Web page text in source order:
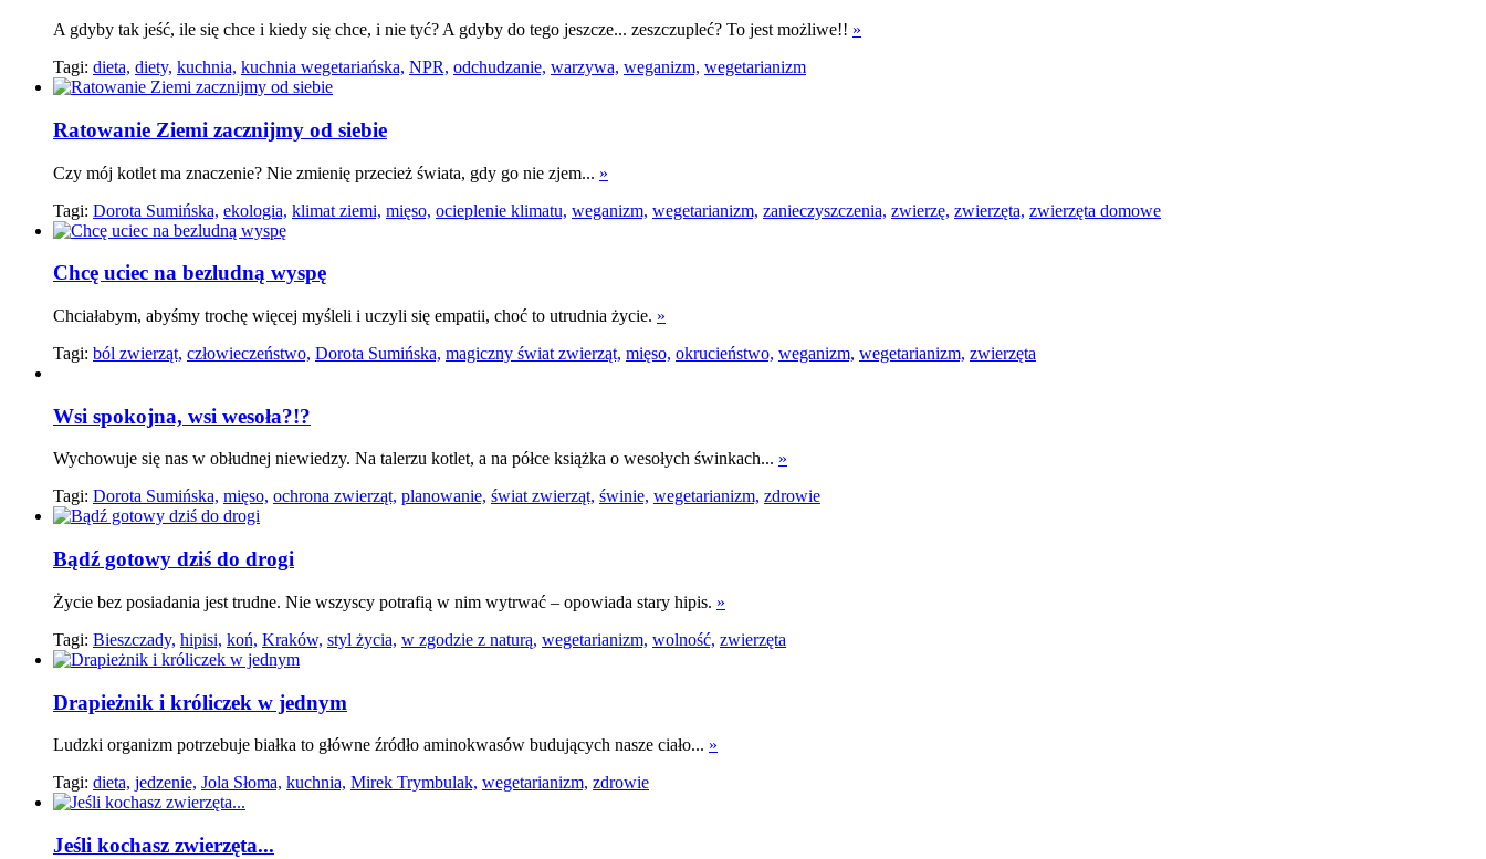
A gdyby tak jeść, ile się chce i kiedy się chce, i nie tyć? A gdyby do tego jeszcze... zeszczupleć? To jest możliwe!! »
Tagi: dieta, diety, kuchnia, kuchnia wegetariańska, NPR, odchudzanie, warzywa, weganizm, wegetarianizm
Ratowanie Ziemi zacznijmy od siebie
Czy mój kotlet ma znaczenie? Nie zmienię przecież świata, gdy go nie zjem... »
Tagi: Dorota Sumińska, ekologia, klimat ziemi, mięso, ocieplenie klimatu, weganizm, wegetarianizm, zanieczyszczenia, zwierzę, zwierzęta, zwierzęta domowe
Chcę uciec na bezludną wyspę
Chciałabym, abyśmy trochę więcej myśleli i uczyli się empatii, choć to utrudnia życie. »
Tagi: ból zwierząt, człowieczeństwo, Dorota Sumińska, magiczny świat zwierząt, mięso, okrucieństwo, weganizm, wegetarianizm, zwierzęta
Wsi spokojna, wsi wesoła?!?
Wychowuje się nas w obłudnej niewiedzy. Na talerzu kotlet, a na półce książka o wesołych świnkach... »
Tagi: Dorota Sumińska, mięso, ochrona zwierząt, planowanie, świat zwierząt, świnie, wegetarianizm, zdrowie
Bądź gotowy dziś do drogi
Życie bez posiadania jest trudne. Nie wszyscy potrafią w nim wytrwać – opowiada stary hipis. »
Tagi: Bieszczady, hipisi, koń, Kraków, styl życia, w zgodzie z naturą, wegetarianizm, wolność, zwierzęta
Drapieżnik i króliczek w jednym
Ludzki organizm potrzebuje białka to główne źródło aminokwasów budujących nasze ciało... »
Tagi: dieta, jedzenie, Jola Słoma, kuchnia, Mirek Trymbulak, wegetarianizm, zdrowie
Jeśli kochasz zwierzęta...